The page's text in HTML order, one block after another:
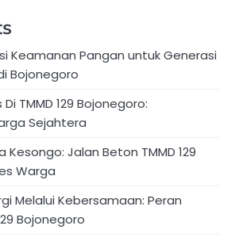
Keamanan Pangan untuk Generasi
Bojonegoro
TMMD 129 Bojonegoro:
Sejahtera
Kesongo: Jalan Beton TMMD 129
Warga
Melalui Kebersamaan: Peran
Bojonegoro